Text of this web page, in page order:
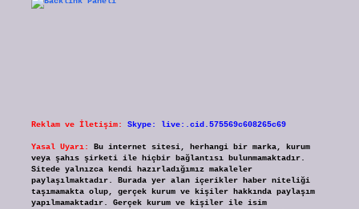
Reklam ve İletişim: Skype: live:.cid.575569c608265c69
Yasal Uyarı:
Bu internet sitesi, herhangi bir marka, kurum
veya şahıs şirketi ile hiçbir bağlantısı bulunmamaktadır.
Sitede yalnızca kendi hazırladığımız makaleler
paylaşılmaktadır. Burada yer alan içerikler haber niteliği
taşımamakta olup, gerçek kurum ve kişiler hakkında paylaşım
yapılmamaktadır. Gerçek kurum ve kişiler ile isim